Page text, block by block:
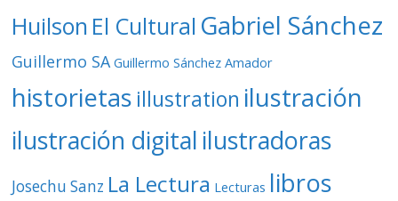
Huilson El Cultural Gabriel Sánchez
Guillermo SA Guillermo Sánchez Amador
historietas illustration ilustración
ilustración digital ilustradoras
Josechu Sanz La Lectura Lecturas libros